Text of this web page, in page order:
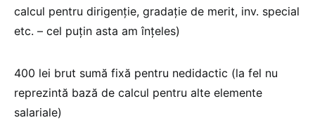
calcul pentru dirigenție, gradație de merit, inv. special
etc. – cel puțin asta am înțeles)
400 lei brut sumă fixă pentru nedidactic (la fel nu
reprezintă bază de calcul pentru alte elemente
salariale)